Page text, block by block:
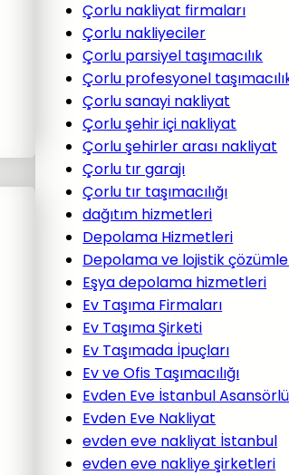
Çorlu nakliyat firmaları
Çorlu nakliyeciler
Çorlu parsiyel taşımacılık
Çorlu profesyonel
Çorlu sanayi nakliyat
Çorlu şehir içi nakliyat
Çorlu şehirler arası nakliyat
Çorlu tır garajı
Çorlu tır taşımacılığı
dağıtım hizmetleri
Depolama Hizmetleri
Depolama ve lojistik
Eşya depolama hizmetleri
Ev Taşıma Firmaları
Ev Taşıma Şirketi
Ev Taşımada İpuçları
Ev ve Ofis Taşımacılığı
Evden Eve İstanbul Asansörlü
Evden Eve Nakliyat
evden eve nakliyat İstanbul
evden eve nakliye şirketleri